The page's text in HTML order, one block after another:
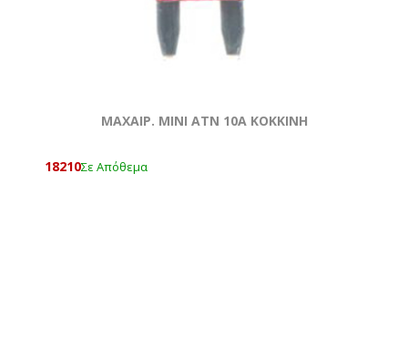
ΜΑΧΑΙΡ. ΜΙΝΙ ATN 10Α ΚΟΚΚΙΝΗ
18210Σε Απόθεμα